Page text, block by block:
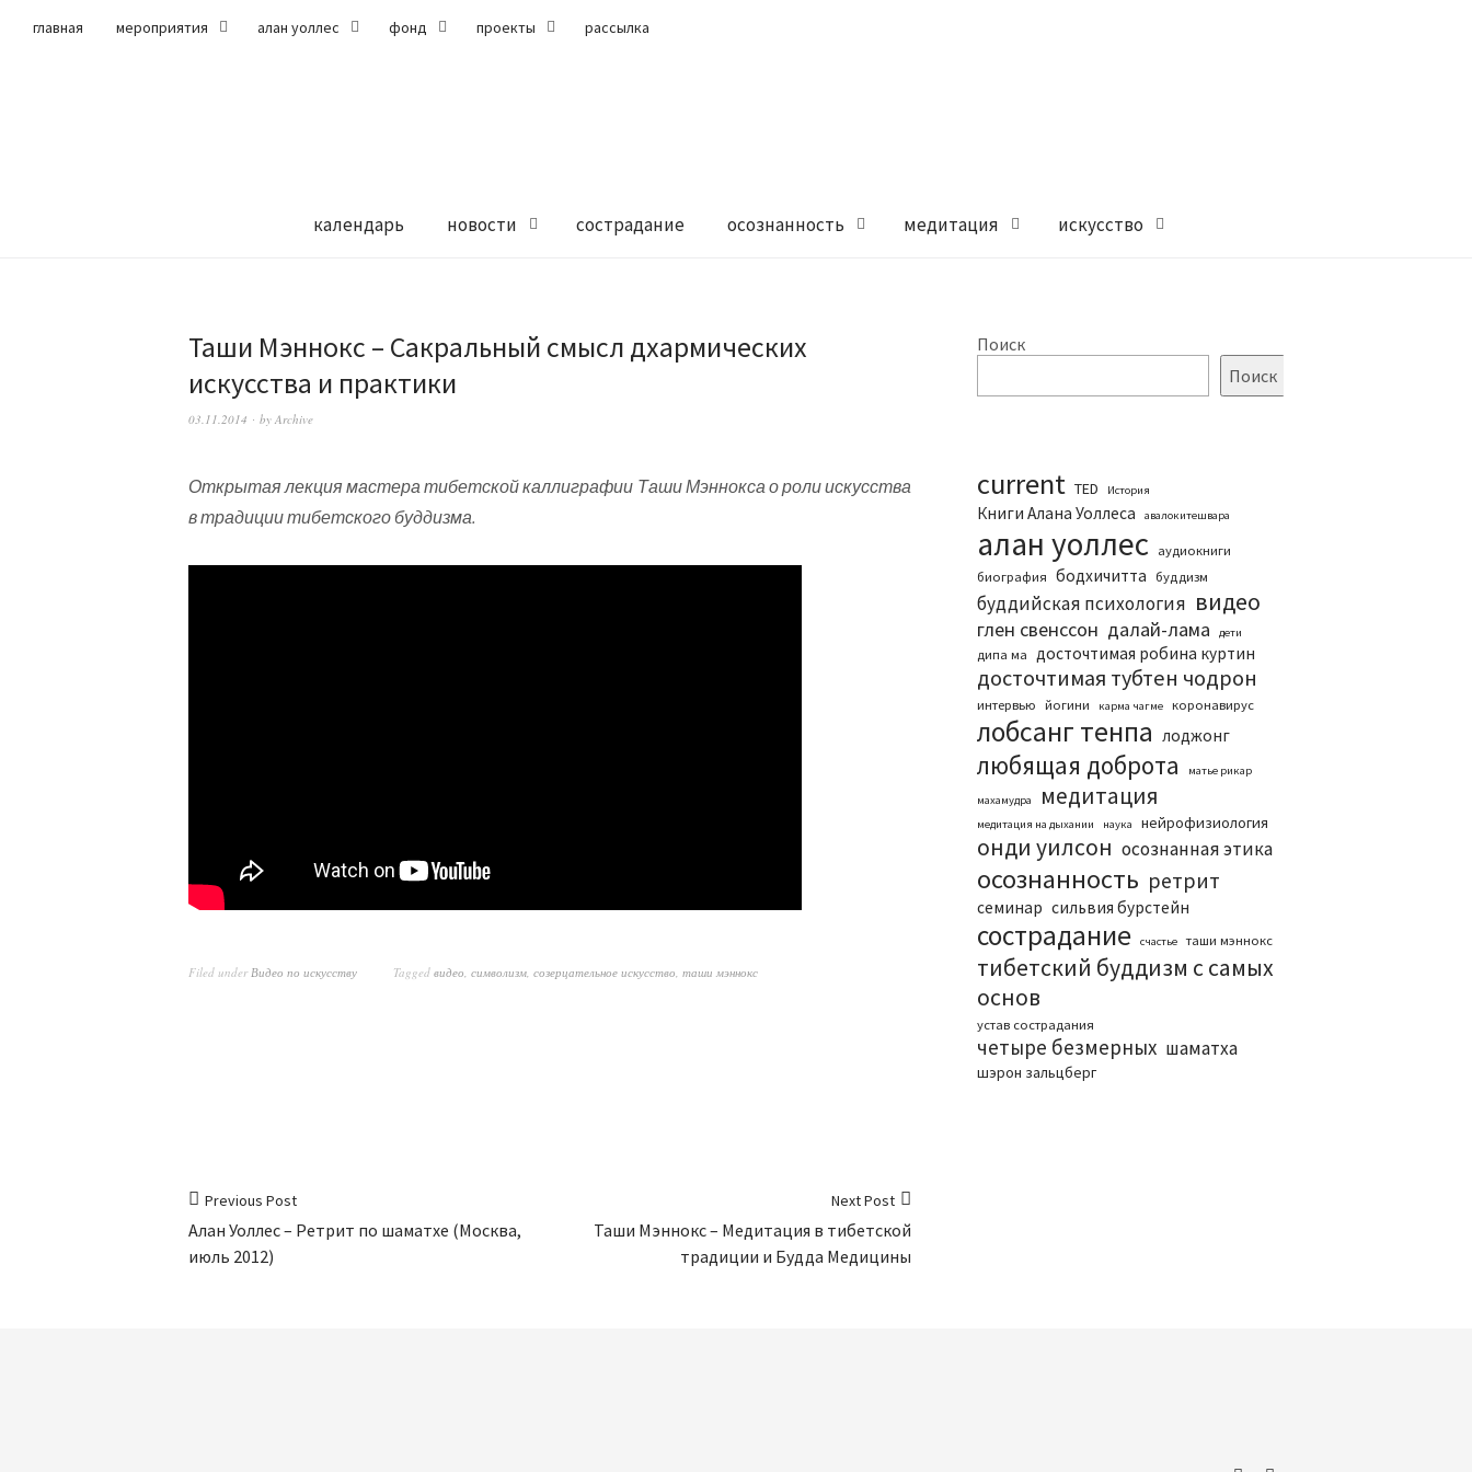
главная мероприятия алан уоллес фонд проекты рассылка
календарь новости сострадание осознанность медитация искусство
Таши Мэннокс – Сакральный смысл дхармических
искусства и практики
03.11.2014 by Archive
Открытая лекция мастера тибетской каллиграфии Таши Мэннокса о роли искусства
в традиции тибетского буддизма.
Filed underВидео по искусству Tagged видео, символизм, созерцательное искусство, таши мэннокс
Previous Post
Алан Уоллес – Ретрит по шаматхе (Москва,
июль 2012)
Next Post
Таши Мэннокс – Медитация в тибетской
традиции и Будда Медицины
Поиск
Поиск
current TED История
Книги Алана Уоллеса авалокитешвара
алан уоллес
аудиокниги
биография бодхичитта буддизм
буддийская психология видео
глен свенссон далай-лама дети
дипа ма досточтимая робина куртин
досточтимая тубтен чодрон
интервью йогини карма чагме коронавирус
лобсанг тенпа лоджонг
любящая доброта матье рикар
махамудра медитация
медитация на дыхании наука нейрофизиология
онди уилсон осознанная этика
осознанность ретрит
семинар сильвия бурстейн
сострадание счастье таши мэннокс
тибетский буддизм с самых
основ
устав сострадания
четыре безмерных шаматха
шэрон зальцберг